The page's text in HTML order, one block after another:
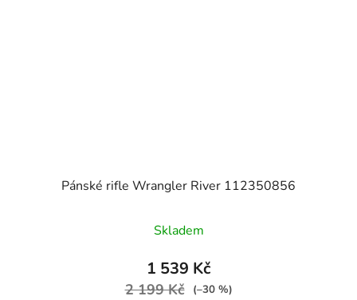
Pánské rifle Wrangler River 112350856
Skladem
1 539 Kč
2 199 Kč (–30 %)